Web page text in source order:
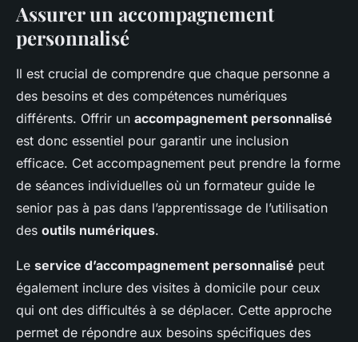
Assurer un accompagnement
personnalisé
Il est crucial de comprendre que chaque personne a
des besoins et des compétences numériques
différents. Offrir un accompagnement personnalisé
est donc essentiel pour garantir une inclusion
efficace. Cet accompagnement peut prendre la forme
de séances individuelles où un formateur guide le
senior pas à pas dans l’apprentissage de l’utilisation
des outils numériques.
Le service d’accompagnement personnalisé peut
également inclure des visites à domicile pour ceux
qui ont des difficultés à se déplacer. Cette approche
permet de répondre aux besoins spécifiques des